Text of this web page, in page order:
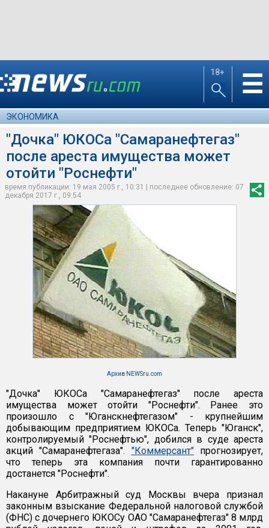
18+ ☰
ЭКОНОМИКА
"Дочка" ЮКОСа "Самаранефтегаз"
после ареста имущества может
отойти "Роснефти"
время публикации: 19 мая 2005 г., 10:31 | последнее обновление: 07
декабря 2017 г., 09:54
Архив NEWSru.com
"Дочка" ЮКОСа "Самаранефтегаз" после ареста
имущества может отойти "Роснефти". Ранее это
произошло с "Юганскнефтегазом" - крупнейшим
добывающим предприятием ЮКОСа. Теперь "Юганск",
контролируемый "Роснефтью", добился в суде ареста
акций "Самаранефтегаза". "Коммерсант"прогнозирует,
что теперь эта компания почти гарантированно
достанется "Роснефти".
Накануне Арбитражный суд Москвы вчера признал
законным взыскание Федеральной налоговой службой
(ФНС) с дочернего ЮКОСу ОАО "Самаранефтегаз" 8 млрд